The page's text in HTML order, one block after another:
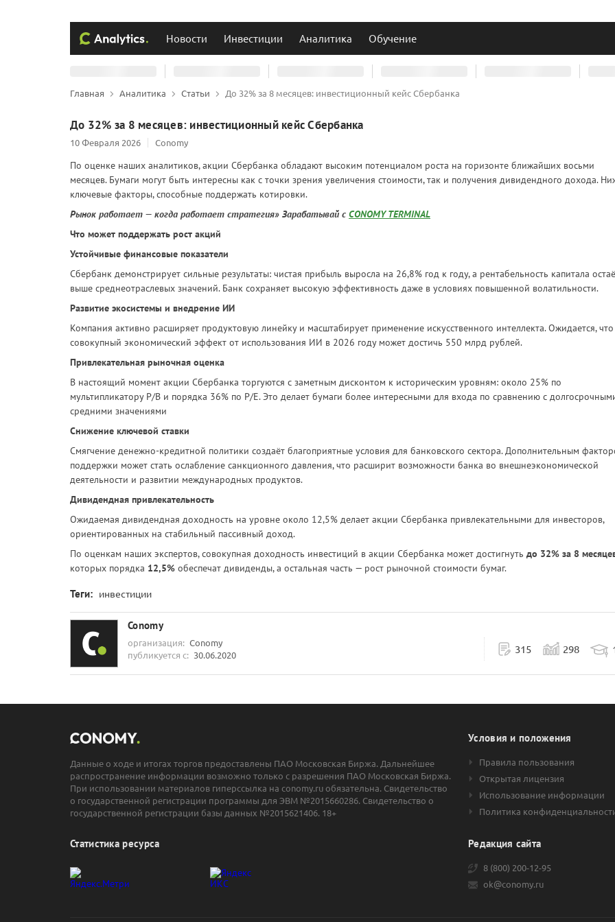
Новости Инвестиции Аналитика Обучение
Главная Аналитика Статьи До 32% за 8 месяцев: инвестиционный кейс Сбербанка
До 32% за 8 месяцев: инвестиционный кейс Сбербанка
10 Февраля 2026 Conomy
По оценке наших аналитиков, акции Сбербанка обладают высоким потенциалом роста на горизонте ближайших восьми
месяцев. Бумаги могут быть интересны как с точки зрения увеличения стоимости, так и получения дивидендного дохода.
ключевые факторы, способные поддержать котировки.
Рынок работает — когда работает стратегия» Зарабатывай с CONOMY TERMINAL
Что может поддержать рост акций
Устойчивые финансовые показатели
Сбербанк демонстрирует сильные результаты: чистая прибыль выросла на 26,8% год к году, а рентабельность капитала
выше среднеотраслевых значений. Банк сохраняет высокую эффективность даже в условиях повышенной волатильности.
Развитие экосистемы и внедрение ИИ
Компания активно расширяет продуктовую линейку и масштабирует применение искусственного интеллекта. Ожидается, что
совокупный экономический эффект от использования ИИ в 2026 году может достичь 550 млрд рублей.
Привлекательная рыночная оценка
В настоящий момент акции Сбербанка торгуются с заметным дисконтом к историческим уровням: около 25% по
мультипликатору P/B и порядка 36% по P/E. Это делает бумаги более интересными для входа по сравнению с
средними значениями
Снижение ключевой ставки
Смягчение денежно-кредитной политики создаёт благоприятные условия для банковского сектора. Дополнительным
поддержки может стать ослабление санкционного давления, что расширит возможности банка во внешнеэкономической
деятельности и развитии международных продуктов.
Дивидендная привлекательность
Ожидаемая дивидендная доходность на уровне около 12,5% делает акции Сбербанка привлекательными для инвесторов,
ориентированных на стабильный пассивный доход.
По оценкам наших экспертов, совокупная доходность инвестиций в акции Сбербанка может достигнуть до 32% за 8
которых порядка 12,5% обеспечат дивиденды, а остальная часть — рост рыночной стоимости бумаг.
Теги: инвестиции
Conomy
организация: Conomy
публикуется с: 30.06.2020 315 298
Данные о ходе и итогах торгов предоставлены ПАО Московская Биржа. Дальнейшее
распространение информации возможно только с разрешения ПАО Московская Биржа.
При использовании материалов гиперссылка на conomy.ru обязательна. Свидетельство
о государственной регистрации программы для ЭВМ №2015660286. Свидетельство о
государственной регистрации базы данных №2015621406. 18+
Условия и положения
Правила пользования
Открытая лицензия
Использование информации
Политика
Редакция сайта
8 (800) 200-12-95
ok@conomy.ru
Статистика ресурса